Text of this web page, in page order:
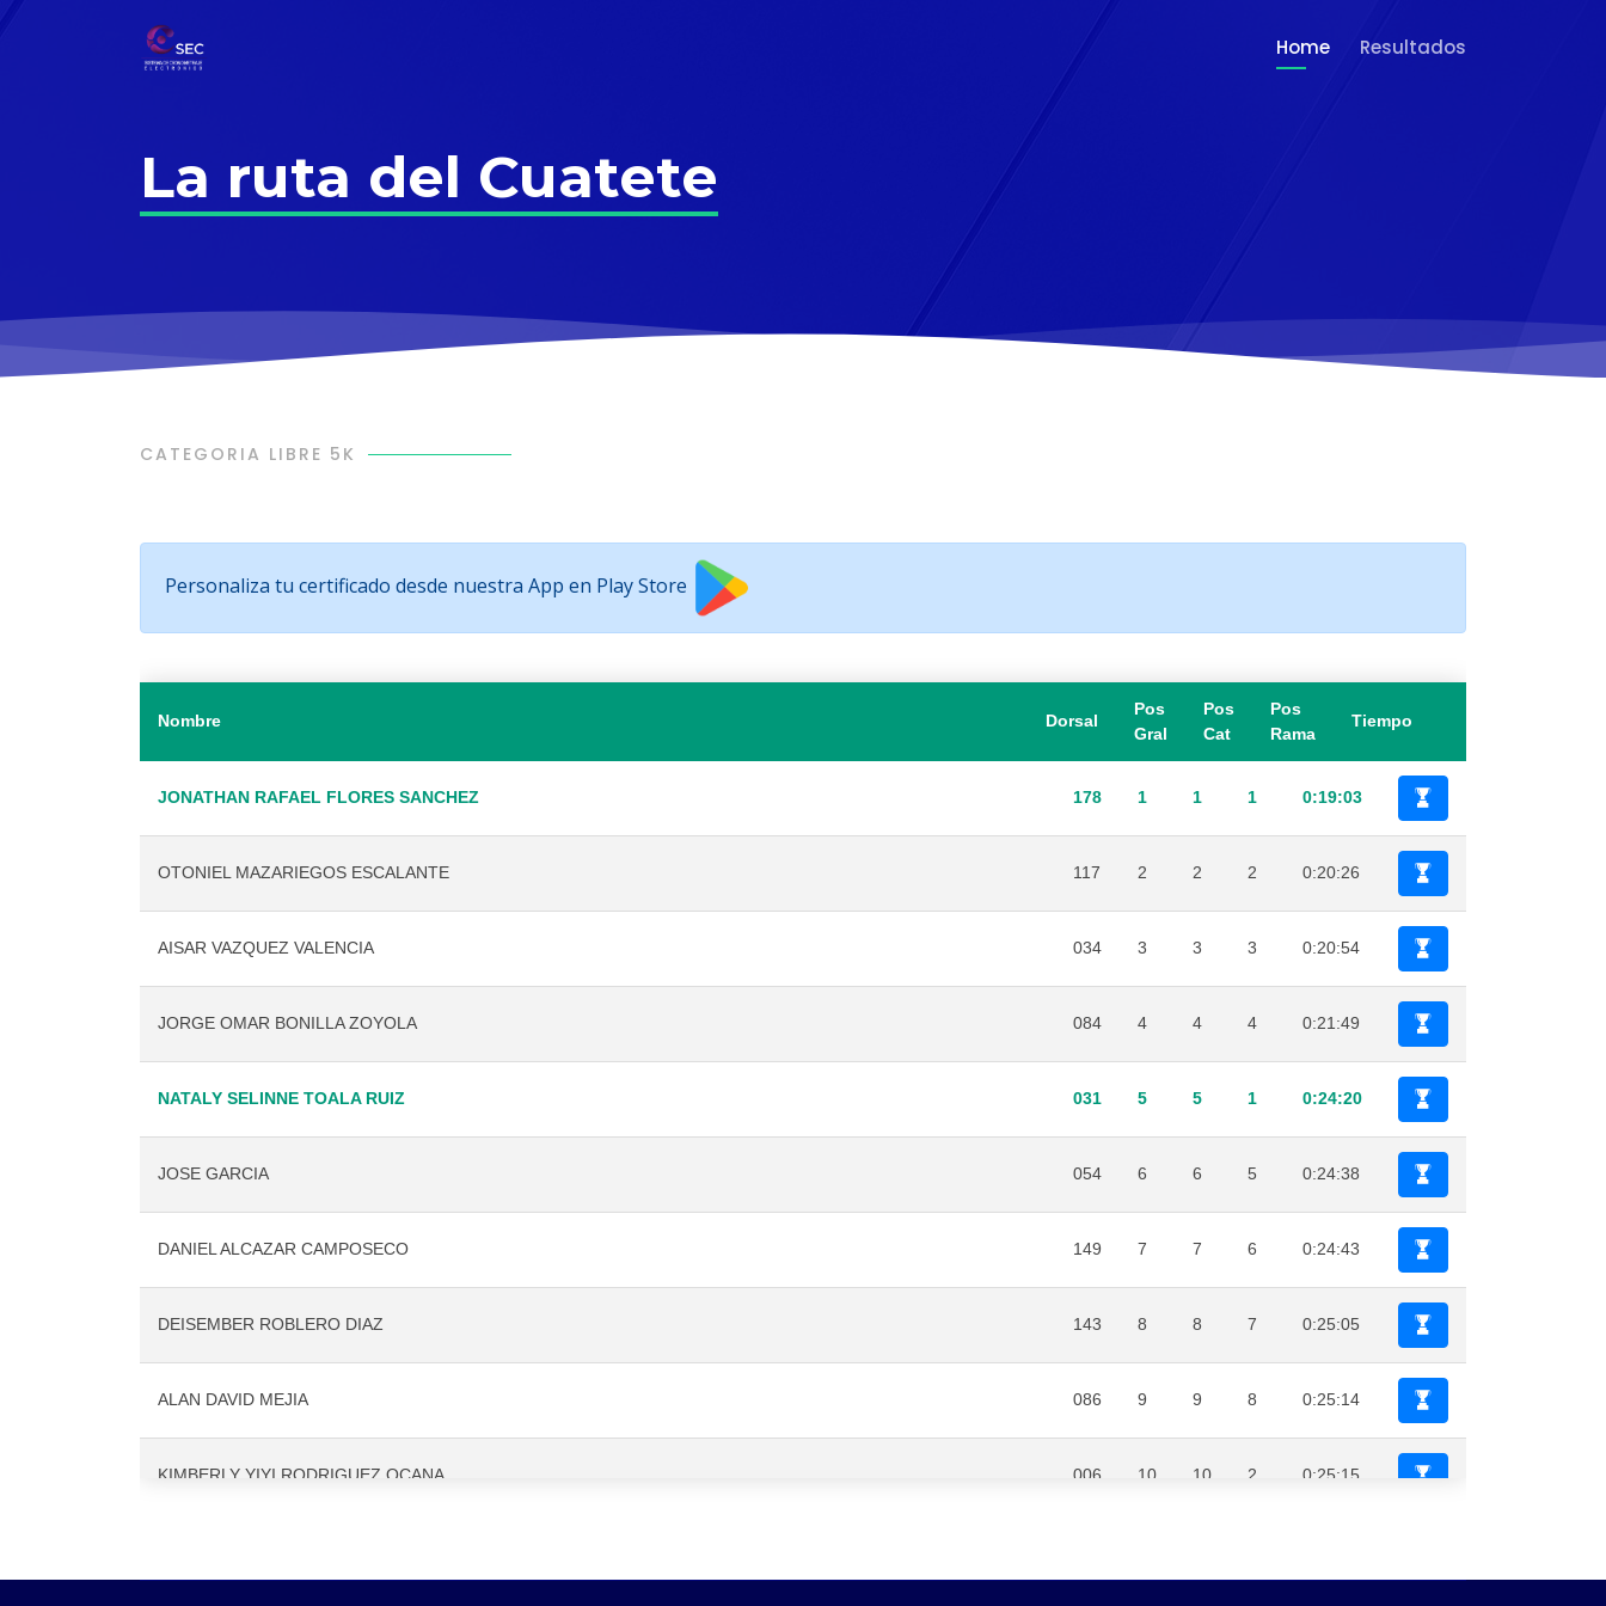
Home Resultados
La ruta del Cuatete
CATEGORIA LIBRE 5K
Personaliza tu certificado desde nuestra App en Play Store
Nombre Dorsal
Pos
Gral
Pos
Cat
Pos
Rama
Tiempo
JONATHAN RAFAEL FLORES SANCHEZ 178 1 1 1 0:19:03
OTONIEL MAZARIEGOS ESCALANTE 117 2 2 2 0:20:26
AISAR VAZQUEZ VALENCIA 034 3 3 3 0:20:54
JORGE OMAR BONILLA ZOYOLA 084 4 4 4 0:21:49
NATALY SELINNE TOALA RUIZ 031 5 5 1 0:24:20
JOSE GARCIA 054 6 6 5 0:24:38
DANIEL ALCAZAR CAMPOSECO 149 7 7 6 0:24:43
DEISEMBER ROBLERO DIAZ 143 8 8 7 0:25:05
ALAN DAVID MEJIA 086 9 9 8 0:25:14
KIMBERLY YIYI RODRIGUEZ OCANA 006 10 10 2 0:25:15